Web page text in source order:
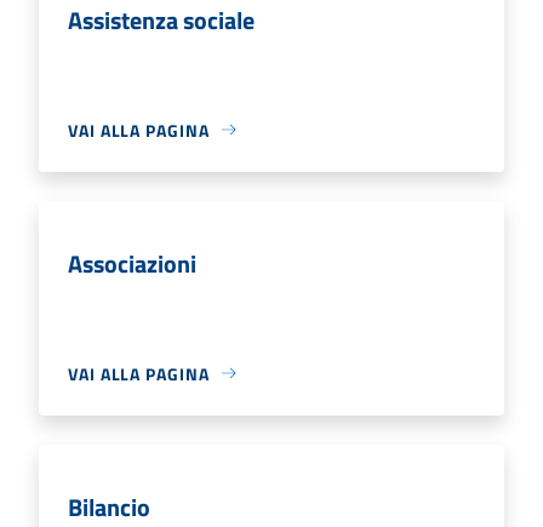
Assistenza sociale
VAI ALLA PAGINA
Associazioni
VAI ALLA PAGINA
Bilancio